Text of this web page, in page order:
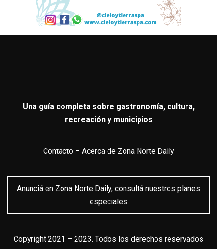
Una guía completa sobre gastronomía, cultura,
recreación y municipios
Contacto– Acerca de Zona Norte Daily
Anunciá en Zona Norte Daily, consultá nuestros planes
especiales
Copyright 2021 – 2023. Todos los derechos reservados